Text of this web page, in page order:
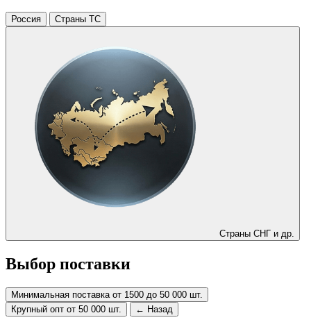
Россия Страны ТС
Страны СНГ и др.
Выбор поставки
Минимальная поставка от 1500 до 50 000 шт.
Крупный опт от 50 000 шт.
← Назад